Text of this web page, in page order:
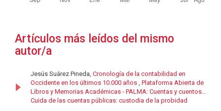
Artículos más leídos del mismo
autor/a
Jesús Suárez Pineda, Cronología de la contabilidad en
Occidente en los últimos 10.000 años , Plataforma Abierta de
Libros y Memorias Académicas - PALMA: Cuentas y cuentos...
Cuida de las cuentas públicas: custodia de la probidad